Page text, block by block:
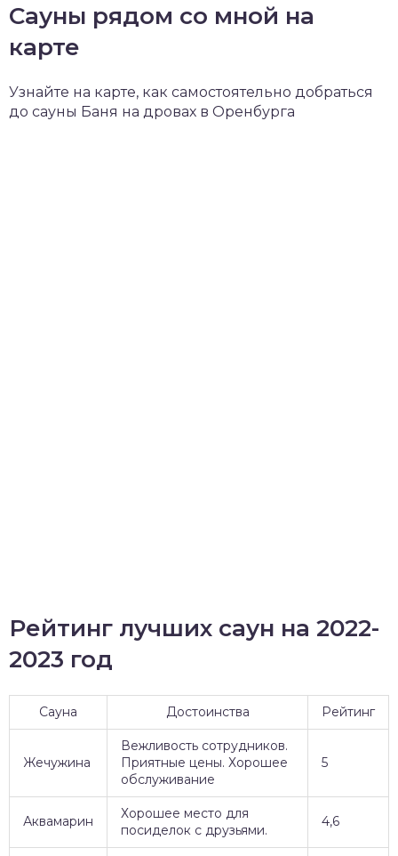
Сауны рядом со мной на
карте
Узнайте на карте, как самостоятельно добраться
до сауны Баня на дровах в Оренбурга
Рейтинг лучших саун на 2022-
2023 год
Сауна Достоинства Рейтинг
Жечужина
Вежливость сотрудников.
Приятные цены. Хорошее
обслуживание
5
Аквамарин
Хорошее место для
посиделок с друзьями.
4,6